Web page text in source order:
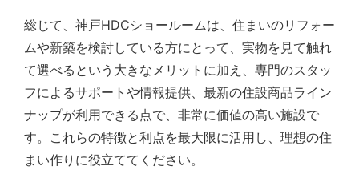
総じて、神戸HDCショールームは、住まいのリフォー
ムや新築を検討している方にとって、実物を見て触れ
て選べるという大きなメリットに加え、専門のスタッ
フによるサポートや情報提供、最新の住設商品ライン
ナップが利用できる点で、非常に価値の高い施設で
す。これらの特徴と利点を最大限に活用し、理想の住
まい作りに役立ててください。